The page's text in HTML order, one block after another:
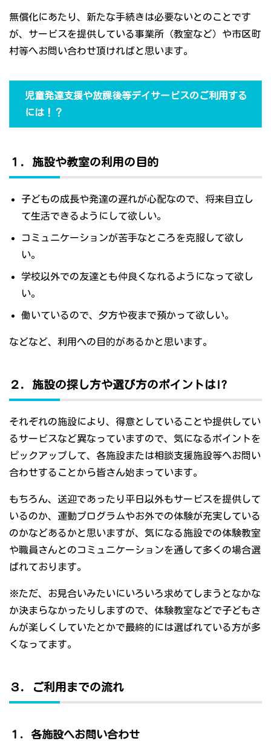
無償化にあたり、新たな手続きは必要ないとのことです
が、サービスを提供している事業所（教室など）や市区町
村等へお問い合わせ頂ければと思います。
児童発達支援や放課後等デイサービスのご利用する
には！？
１．施設や教室の利用の目的
子どもの成長や発達の遅れが心配なので、将来自立し
て生活できるようにして欲しい。
コミュニケーションが苦手なところを克服して欲し
い。
学校以外での友達とも仲良くなれるようになって欲し
い。
働いているので、夕方や夜まで預かって欲しい。
などなど、利用への目的があるかと思います。
２．施設の探し方や選び方のポイントは!?
それぞれの施設により、得意としていることや提供してい
るサービスなど異なっていますので、気になるポイントを
ピックアップして、各施設または相談支援施設等へお問い
合わせすることから皆さん始まっています。
もちろん、送迎であったり平日以外もサービスを提供して
いるのか、運動プログラムやお外での体験が充実している
のかなどあるかと思いますが、気になる施設での体験教室
や職員さんとのコミュニケーションを通して多くの場合選
ばれております。
※ただ、お見合いみたいにいろいろ求めてしまうとなかな
か決まらなかったりしますので、体験教室などで子どもさ
んが楽しくしていたとかで最終的には選ばれている方が多
くなってます。
３．ご利用までの流れ
１．各施設へお問い合わせ